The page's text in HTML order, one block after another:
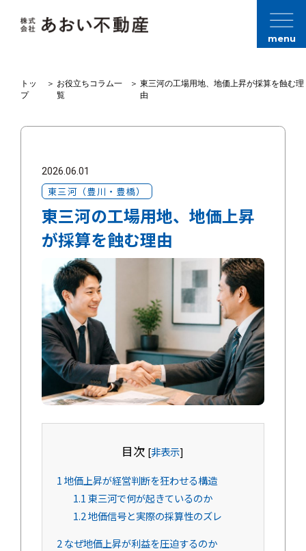
menu
トッ
プ
＞ お役立ちコラム一
覧
＞ 東三河の工場用地、地価上昇が採算を蝕む理
由
2026.06.01
東三河（豊川・豊橋）
東三河の工場用地、地価上昇
が採算を蝕む理由
目次 [非表示]
1地価上昇が経営判断を狂わせる構造
1.1東三河で何が起きているのか
1.2地価信号と実際の採算性のズレ
2なぜ地価上昇が利益を圧迫するのか